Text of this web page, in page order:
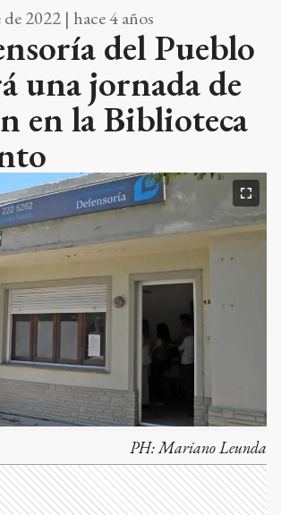
2022 | hace 4 años
del Pueblo
una jornada de
en la Biblioteca
PH:Mariano Leunda